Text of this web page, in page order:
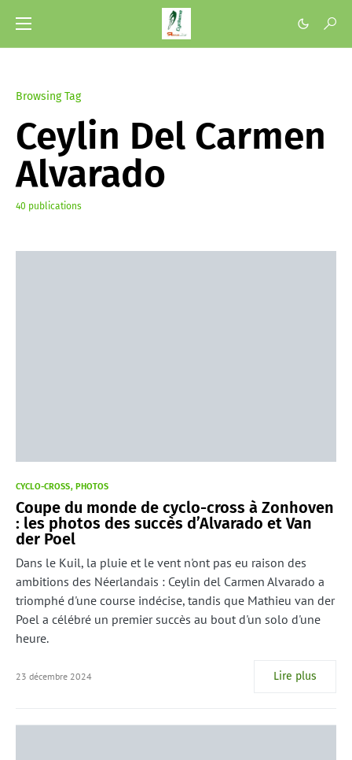
Browsing Tag
Ceylin Del Carmen
Alvarado
40 publications
CYCLO-CROSS PHOTOS
Coupe du monde de cyclo-cross à Zonhoven
: les photos des succès d’Alvarado et Van
der Poel
Dans le Kuil, la pluie et le vent n'ont pas eu raison des
ambitions des Néerlandais : Ceylin del Carmen Alvarado a
triomphé d'une course indécise, tandis que Mathieu van der
Poel a célébré un premier succès au bout d'un solo d'une
heure.
23 décembre 2024 Lire plus